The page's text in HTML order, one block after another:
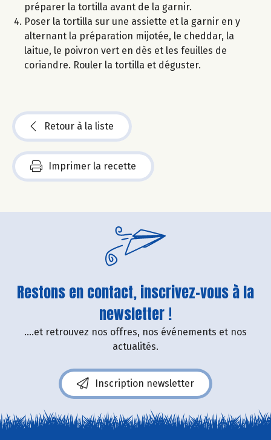
préparer la tortilla avant de la garnir.
Poser la tortilla sur une assiette et la garnir en y
alternant la préparation mijotée, le cheddar, la
laitue, le poivron vert en dès et les feuilles de
coriandre. Rouler la tortilla et déguster.
Retour à la liste
Imprimer la recette
Restons en contact, inscrivez-vous à la
newsletter !
....et retrouvez nos offres, nos événements et nos
actualités.
Inscription newsletter